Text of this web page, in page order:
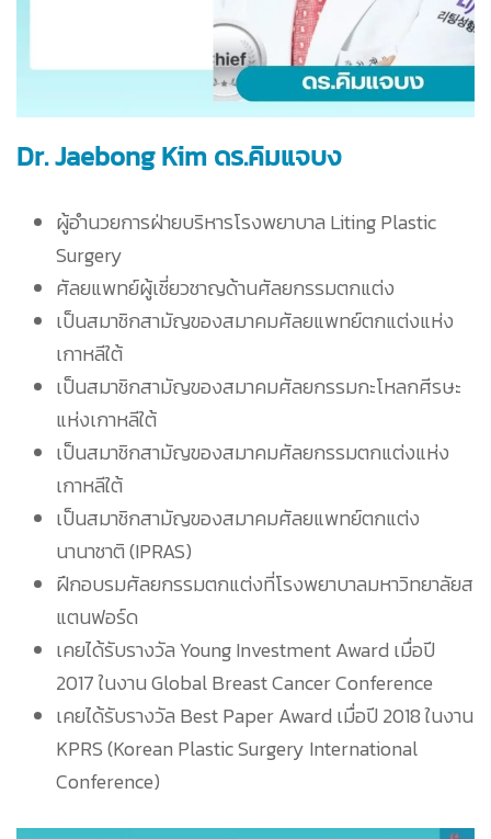
Dr. Jaebong Kim ดร.คิมแจบง
ผู้อำนวยการฝ่ายบริหารโรงพยาบาล Liting Plastic
Surgery
ศัลยแพทย์ผู้เชี่ยวชาญด้านศัลยกรรมตกแต่ง
เป็นสมาชิกสามัญของสมาคมศัลยแพทย์ตกแต่งแห่ง
เกาหลีใต้
เป็นสมาชิกสามัญของสมาคมศัลยกรรมกะโหลกศีรษะ
แห่งเกาหลีใต้
เป็นสมาชิกสามัญของสมาคมศัลยกรรมตกแต่งแห่ง
เกาหลีใต้
เป็นสมาชิกสามัญของสมาคมศัลยแพทย์ตกแต่ง
นานาชาติ (IPRAS)
ฝึกอบรมศัลยกรรมตกแต่งที่โรงพยาบาลมหาวิทยาลัยส
แตนฟอร์ด
เคยได้รับรางวัล Young Investment Award เมื่อปี
2017 ในงาน Global Breast Cancer Conference
เคยได้รับรางวัล Best Paper Award เมื่อปี 2018 ในงาน
KPRS (Korean Plastic Surgery International
Conference)